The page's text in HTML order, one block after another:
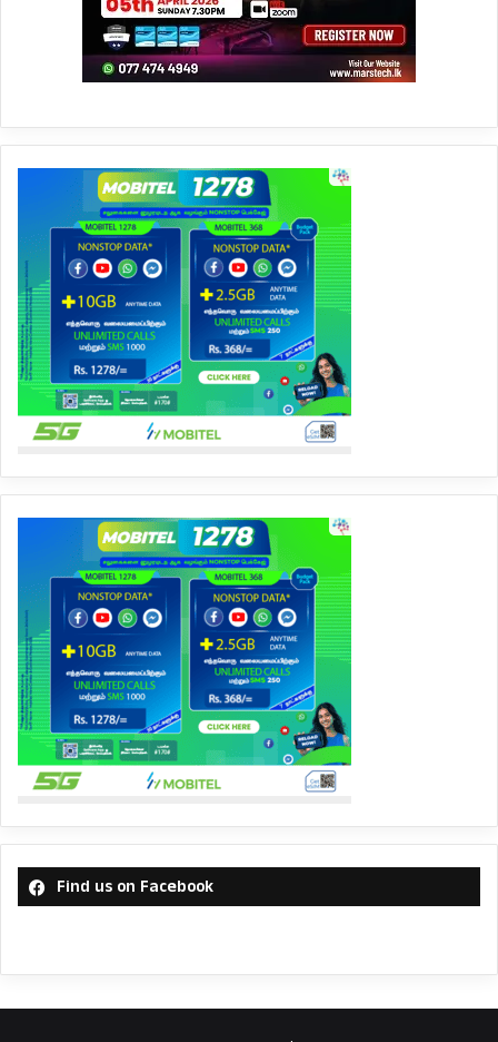
Find us on Facebook